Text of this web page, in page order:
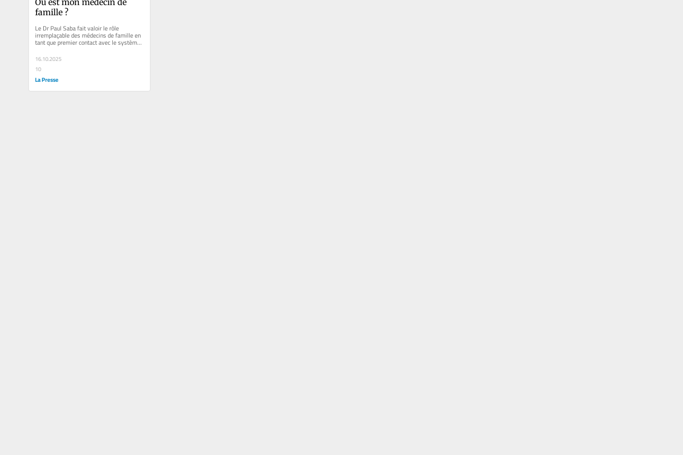
famille ?
Le Dr Paul Saba fait valoir le rôle
irremplaçable des médecins de famille en
tant que premier contact avec le système
de santé et propose des...
16.10.2025
10
La Presse